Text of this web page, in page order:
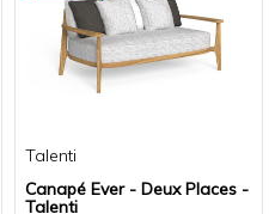
Talenti
Canapé Ever - Deux Places -
Talenti